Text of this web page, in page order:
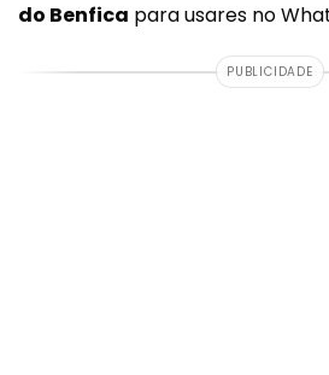
do Benfica para usares no
PUBLICIDADE